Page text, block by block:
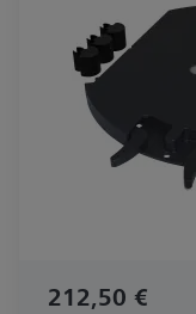
212,50 €